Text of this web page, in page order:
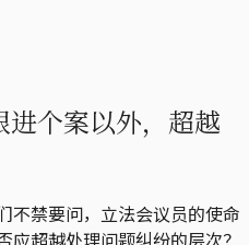
进个案以外，超越
不禁要问，立法会议员的使命
超越处理问题纠纷的层次？